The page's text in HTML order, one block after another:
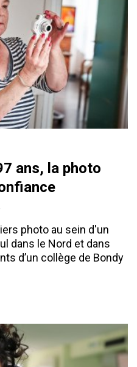
ans, la photo
photo au sein d'un
dans le Nord et dans
d’un collège de Bondy